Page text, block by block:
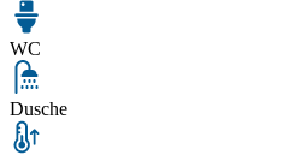
WC
Dusche